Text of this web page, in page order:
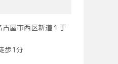
古屋市西区新道１丁
歩1分